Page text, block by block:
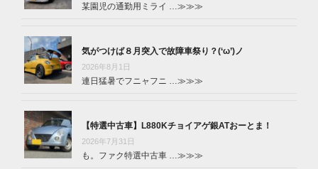
某園児の通勤用ミライ … ≫≫≫
気がつけば８月突入で故障車祭り？(‘ω’)ノ
2026年8月1日
連日猛暑でフニャフニ … ≫≫≫
【特選中古車】L880Kチョイアゲ銀ATおーとま！
2026年7月31日
も。ファク特選中古車 … ≫≫≫